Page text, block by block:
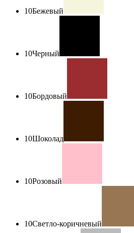
10Бежевый
10Черный
10Бордовый
10Шоколад
10Розовый
10Светло-коричневый